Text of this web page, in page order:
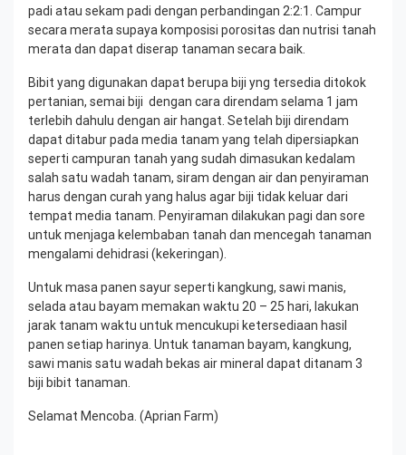
padi atau sekam padi dengan perbandingan 2:2:1. Campur
secara merata supaya komposisi porositas dan nutrisi tanah
merata dan dapat diserap tanaman secara baik.
Bibit yang digunakan dapat berupa biji yng tersedia ditokok
pertanian, semai biji dengan cara direndam selama 1 jam
terlebih dahulu dengan air hangat. Setelah biji direndam
dapat ditabur pada media tanam yang telah dipersiapkan
seperti campuran tanah yang sudah dimasukan kedalam
salah satu wadah tanam, siram dengan air dan penyiraman
harus dengan curah yang halus agar biji tidak keluar dari
tempat media tanam. Penyiraman dilakukan pagi dan sore
untuk menjaga kelembaban tanah dan mencegah tanaman
mengalami dehidrasi (kekeringan).
Untuk masa panen sayur seperti kangkung, sawi manis,
selada atau bayam memakan waktu 20 – 25 hari, lakukan
jarak tanam waktu untuk mencukupi ketersediaan hasil
panen setiap harinya. Untuk tanaman bayam, kangkung,
sawi manis satu wadah bekas air mineral dapat ditanam 3
biji bibit tanaman.
Selamat Mencoba. (Aprian Farm)